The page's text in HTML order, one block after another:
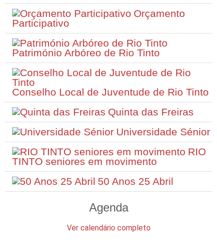
Orçamento
Participativo
Património Arbóreo de Rio Tinto
Conselho Local de Juventude de Rio Tinto
Quinta das Freiras
Universidade Sénior
RIO
TINTO seniores em movimento
50 Anos 25 Abril
Agenda
Ver calendário completo